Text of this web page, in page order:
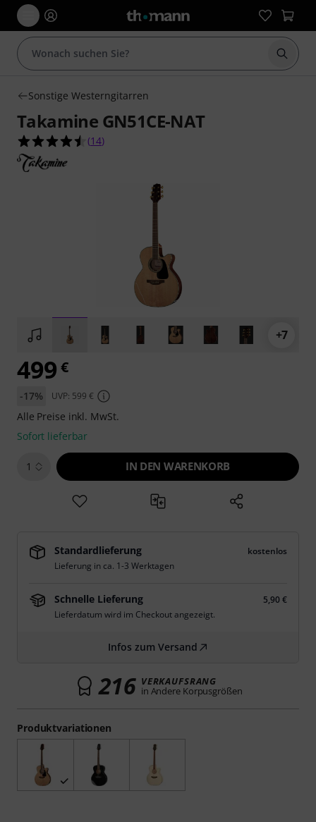
Suche
Sonstige Westerngitarren
Takamine GN51CE-NAT
4.5 von 5 Sternen aus 14 Kundenbewertungen
(14)
+7
Produktvariationen
499 €
-17% UVP: 599 €
Alle Preise inkl. MwSt.
Sofort lieferbar
1 IN DEN WARENKORB
Standardlieferung
kostenlos
Lieferung in ca. 1-3 Werktagen
Schnelle Lieferung
5,90 €
Lieferdatum wird im Checkout angezeigt.
Infos zum Versand
216 VERKAUFSRANG
in Andere Korpusgrößen